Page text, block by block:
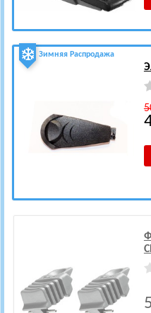
Зимняя Распродажа